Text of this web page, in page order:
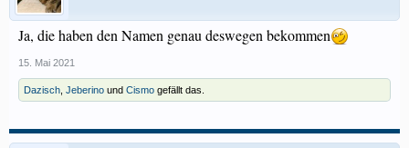
Ja, die haben den Namen genau deswegen bekommen
15. Mai 2021
Dazisch Jeberino und Cismo gefällt das.